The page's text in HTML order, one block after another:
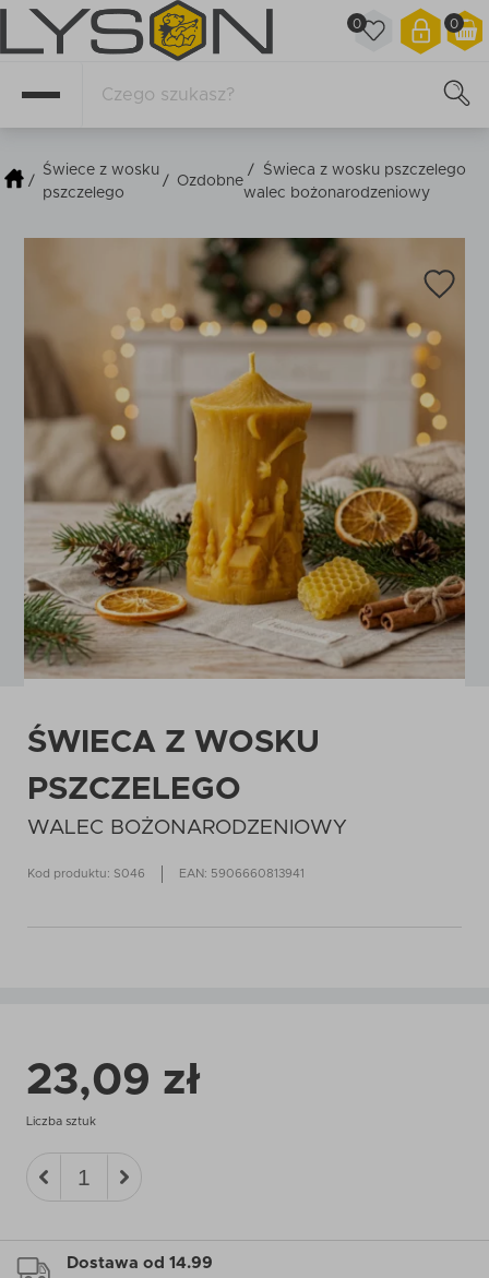
0
0
/
Świece z wosku
pszczelego
/ Ozdobne
/ Świeca z wosku pszczelego
walec bożonarodzeniowy
ŚWIECA Z WOSKU
PSZCZELEGO
WALEC BOŻONARODZENIOWY
Kod produktu: S046 EAN: 5906660813941
23,09 zł
Liczba sztuk
Dostawa od 14.99